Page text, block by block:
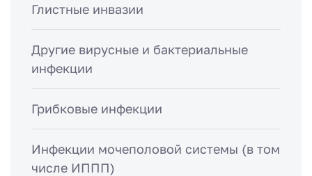
Глистные инвазии
Другие вирусные и бактериальные
инфекции
Грибковые инфекции
Инфекции мочеполовой системы (в том
числе ИППП)